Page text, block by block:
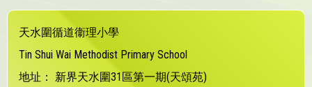
天水圍循道衞理小學
Tin Shui Wai Methodist Primary School
地址：
新界天水圍31區第一期(天頌苑)